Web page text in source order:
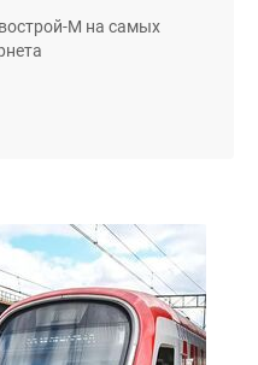
М на самых